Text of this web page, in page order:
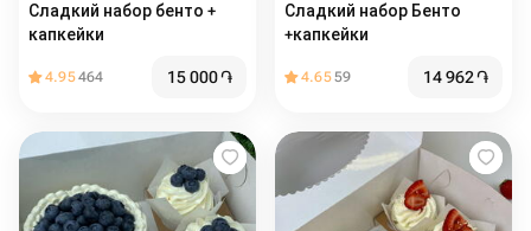
Сладкий набор бенто +
капкейки
4.95464 15 000֏
Сладкий набор Бенто
+капкейки
4.6559 14 962֏